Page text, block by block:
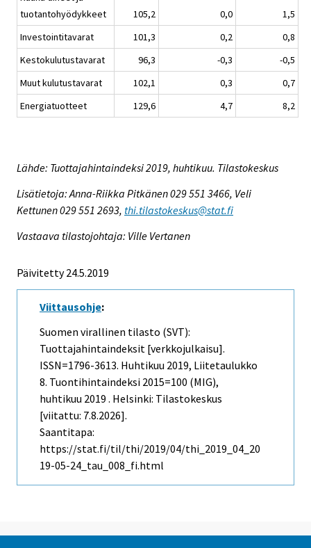
tuotantohyödykkeet
105,2 0,0
1,5
Investointitavarat
101,3 0,2
0,8
Kestokulutustavarat
96,3 -0,3
-0,5
Muut kulutustavarat
102,1 0,3
0,7
Energiatuotteet
129,6 4,7 8,2
Lähde: Tuottajahintaindeksi 2019, huhtikuu. Tilastokeskus
Lisätietoja: Anna-Riikka Pitkänen 029 551 3466, Veli
Kettunen 029 551 2693, thi.tilastokeskus@stat.fi
Vastaava tilastojohtaja: Ville Vertanen
Päivitetty 24.5.2019
Viittausohje:
Suomen virallinen tilasto (SVT):
Tuottajahintaindeksit [verkkojulkaisu].
ISSN=1796-3613. Huhtikuu 2019, Liitetaulukko
8. Tuontihintaindeksi 2015=100 (MIG),
huhtikuu 2019 . Helsinki: Tilastokeskus
[viitattu: 7.8.2026].
Saantitapa:
https://stat.fi/til/thi/2019/04/thi_2019_04_20
19-05-24_tau_008_fi.html